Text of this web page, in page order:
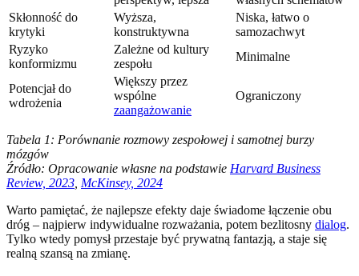
Skłonność do
krytyki
Wyższa,
konstruktywna
Niska, łatwo o
samozachwyt
Ryzyko
konformizmu
Zależne od kultury
zespołu
Minimalne
Potencjał do
wdrożenia
Większy przez
wspólne
zaangażowanie
Ograniczony
Tabela 1: Porównanie rozmowy zespołowej i samotnej burzy
mózgów
Źródło: Opracowanie własne na podstawie Harvard Business
Review, 2023 McKinsey, 2024
Warto pamiętać, że najlepsze efekty daje świadome łączenie obu
dróg – najpierw indywidualne rozważania, potem bezlitosny dialog.
Tylko wtedy pomysł przestaje być prywatną fantazją, a staje się
realną szansą na zmianę.